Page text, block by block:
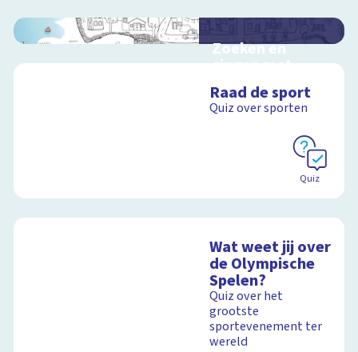
Zoeken en
zingen met
Sesamstraat
Interactieve
schoolplaat met
Raad de sport
Quiz over sporten
Quiz
Wat weet jij over
de Olympische
Spelen?
Quiz over het
grootste
sportevenement ter
wereld